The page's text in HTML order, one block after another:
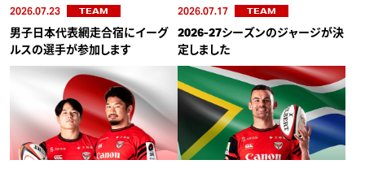
2026.07.23 TEAM
男子日本代表網走合宿にイーグ
ルスの選手が参加します
2026.07.17 TEAM
2026-27シーズンのジャージが決
定しました